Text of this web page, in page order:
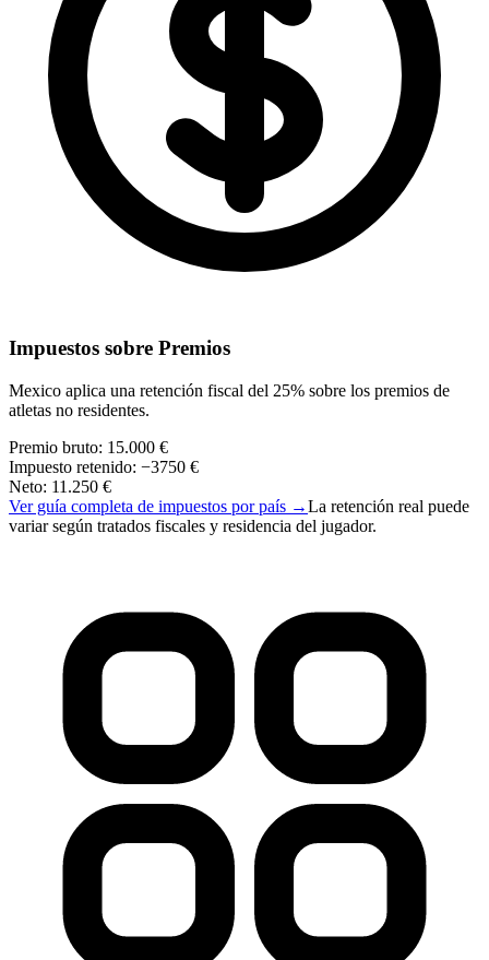
Impuestos sobre Premios
Mexico aplica una retención fiscal del 25% sobre los premios de
atletas no residentes.
Premio bruto: 15.000 €
Impuesto retenido: −3750 €
Neto: 11.250 €
Ver guía completa de impuestos por país →La retención real puede
variar según tratados fiscales y residencia del jugador.